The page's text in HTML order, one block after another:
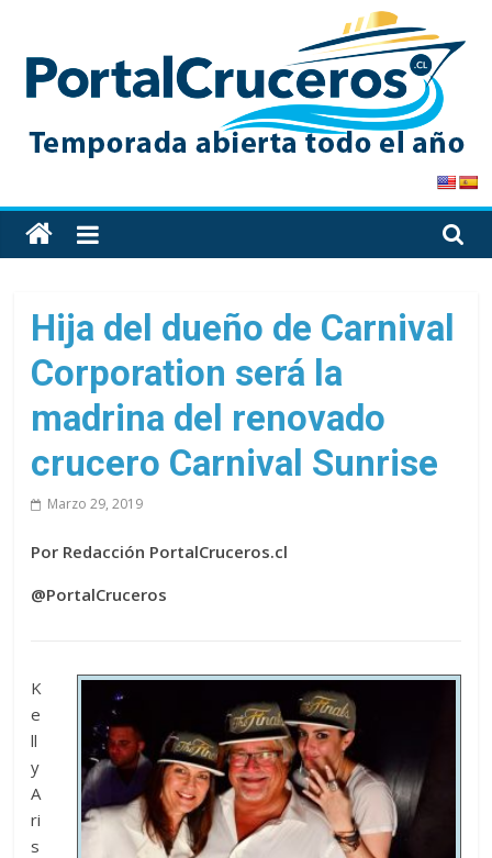
content
PortalCruceros
Toda
la
de
cruceros
en
solo
Hija del dueño de Carnival
Corporation será la
madrina del renovado
crucero Carnival Sunrise
Marzo 29, 2019
Por Redacción PortalCruceros.cl
@PortalCruceros
K
e
ll
y
A
ri
s